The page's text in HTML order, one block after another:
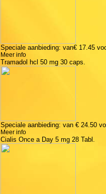
Speciale aanbieding: van€ 17.45
Meer info
Tramadol hcl 50 mg 30 caps.
Speciale aanbieding: van € 24.50
Meer info
Cialis Once a Day 5 mg 28 Tabl.